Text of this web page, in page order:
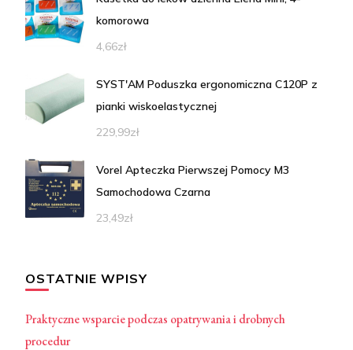
komorowa
4,66zł
SYST'AM Poduszka ergonomiczna C120P z
pianki wiskoelastycznej
229,99zł
Vorel Apteczka Pierwszej Pomocy M3
Samochodowa Czarna
23,49zł
OSTATNIE WPISY
Praktyczne wsparcie podczas opatrywania i drobnych
procedur